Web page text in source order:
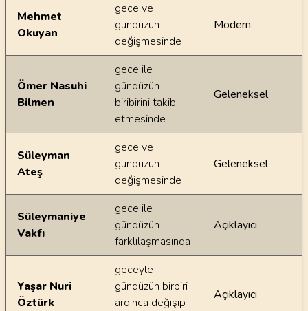
Mehmet
Okuyan
gece ve
gündüzün
değişmesinde
Modern
Ömer Nasuhi
Bilmen
gece ile
gündüzün
biribirini takib
etmesinde
Geleneksel
Süleyman
Ateş
gece ve
gündüzün
değişmesinde
Geleneksel
Süleymaniye
Vakfı
gece ile
gündüzün
farklılaşmasında
Açıklayıcı
Yaşar Nuri
Öztürk
geceyle
gündüzün birbiri
ardınca değişip
Açıklayıcı